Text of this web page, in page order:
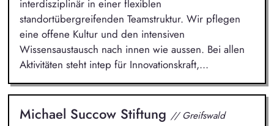
interdisziplinär in einer flexiblen
standortübergreifenden Teamstruktur. Wir pflegen
eine offene Kultur und den intensiven
Wissensaustausch nach innen wie aussen. Bei allen
Aktivitäten steht intep für Innovationskraft,...
Michael Succow Stiftung // Greifswald